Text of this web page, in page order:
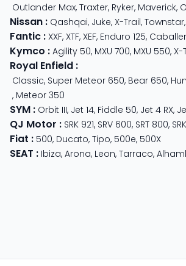
Outlander Max, Traxter, Ryker, Maverick,
Nissan : Qashqai, Juke, X-Trail, Townstar,
Fantic : XXF, XTF, XEF, Enduro 125,
Kymco : Agility 50, MXU 700, MXU 550, X-
Royal Enfield :
Classic, Super Meteor 650, Bear 650,
, Meteor 350
SYM : Orbit III, Jet 14, Fiddle 50, Jet 4 RX,
QJ Motor : SRK 921, SRV 600, SRT 800,
Fiat : 500, Ducato, Tipo, 500e, 500X
SEAT : Ibiza, Arona, Leon, Tarraco,